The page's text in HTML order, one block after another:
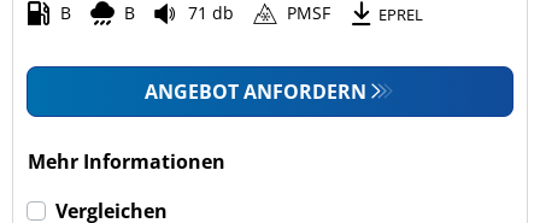
B B 71 db PMSF EPREL
ANGEBOT ANFORDERN
Mehr Informationen
Vergleichen